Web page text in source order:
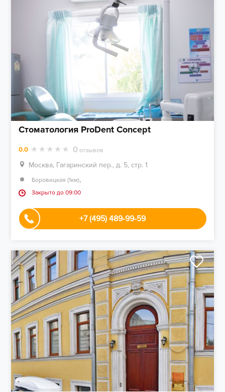
Стоматология ProDent Concept
0.0 0 отзывов
Москва, Гагаринский пер., д. 5, стр. 1
Боровицкая (1км),
Закрыто до 09:00
+7 (495) 489-99-59